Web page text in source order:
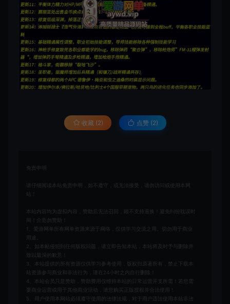
收藏 (2) 点赞 (2)
免责申明
请仔细阅读本站免责申明，如不遵守，或无法接受，请勿访问或使用本网
站！
本站内容均为虚拟内容，赞助后无法召回，顾不支持退换！避免纠纷耽误时
间！介意勿赞助！
1、爱游网单所有网单资源来源于网络，仅供学习交流之用。切勿用于商业
用途。
2、如本帖侵犯到任何版权问题，请立即告知本站，本站将及时予与删除并
致以最深的歉意！
3、本站提供的所有资源仅供学习参考使用，版权归原著所有，禁止下载本
站资源参与商业和非法行为，请在24小时之内自行删除！
4、本站会员只是赞助，赞助费用仅维持本站的日常运营开支所需！若您需
要商业运营或用于其他商业活动，请您购买正版授权并合法使用！
5、用户使用本网站必须遵守使用的法律法规，对于用户违法使用本站非法